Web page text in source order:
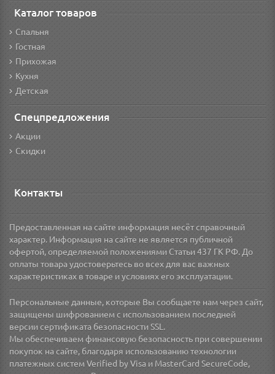
Каталог товаров
Спальня
Гостная
Прихожая
Кухня
Детская
Спецпредложения
Акции
Скидки
Контакты
Предоставленная на сайте информация несёт справочный
характер. Информация на сайте не является публичной
офертой, определяемой положениями Статьи 437 ГК РФ. До
оплаты товара удостоверьтесь во всех для вас важных
характеристиках в товаре и условиях его эксплуатации.
Персональные данные, которые Вы сообщаете нам через сайт,
защищены шифрованием с использованием последней
версии сертификата безопасности SSL.
Мы обеспечиваем финансовую безопасность при совершении
покупок на сайте, благодаря использованию технологии
платежных систем Verified by Visa и MasterCard SecureCode,